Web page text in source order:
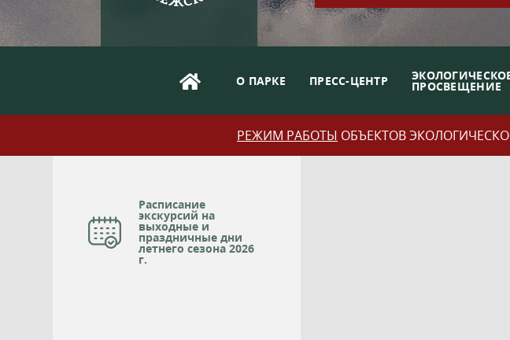
О ПАРКЕ ПРЕСС-ЦЕНТР ПРОСВЕЩЕНИЕ
РЕЖИМ РАБОТЫ ОБЪЕКТОВ
Расписание
экскурсий на
выходные и
праздничные дни
летнего сезона 2026
г.